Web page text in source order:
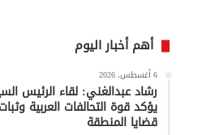
أهم أخبار اليوم
6 أغسطس، 2026
رشاد عبدالغني: لقاء الرئيس
يؤكد قوة التحالفات العربية
قضايا المنطقة